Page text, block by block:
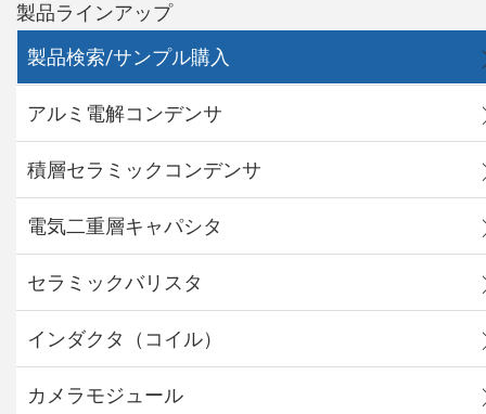
製品ラインアップ
製品検索/サンプル購入
アルミ電解コンデンサ
積層セラミックコンデンサ
電気二重層キャパシタ
セラミックバリスタ
インダクタ（コイル）
カメラモジュール